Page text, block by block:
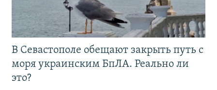
В Севастополе обещают закрыть путь с
моря украинским БпЛА. Реально ли
это?